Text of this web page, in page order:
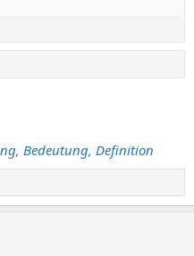
Bedeutung, Definition